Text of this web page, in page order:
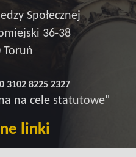
Społecznej
36-38
Toruń
3102 8225 2327
na cele statutowe"
linki